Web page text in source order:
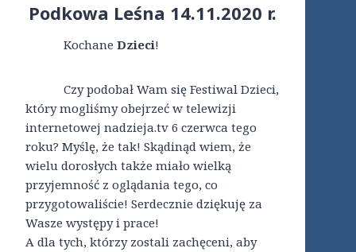
Podkowa Leśna 14.11.2020 r.
Kochane Dzieci!
Czy podobał Wam się Festiwal Dzieci,
który mogliśmy obejrzeć w telewizji
internetowej nadzieja.tv 6 czerwca tego
roku? Myślę, że tak! Skądinąd wiem, że
wielu dorosłych także miało wielką
przyjemność z oglądania tego, co
przygotowaliście! Serdecznie dziękuję za
Wasze występy i prace!
A dla tych, którzy zostali zachęceni, aby